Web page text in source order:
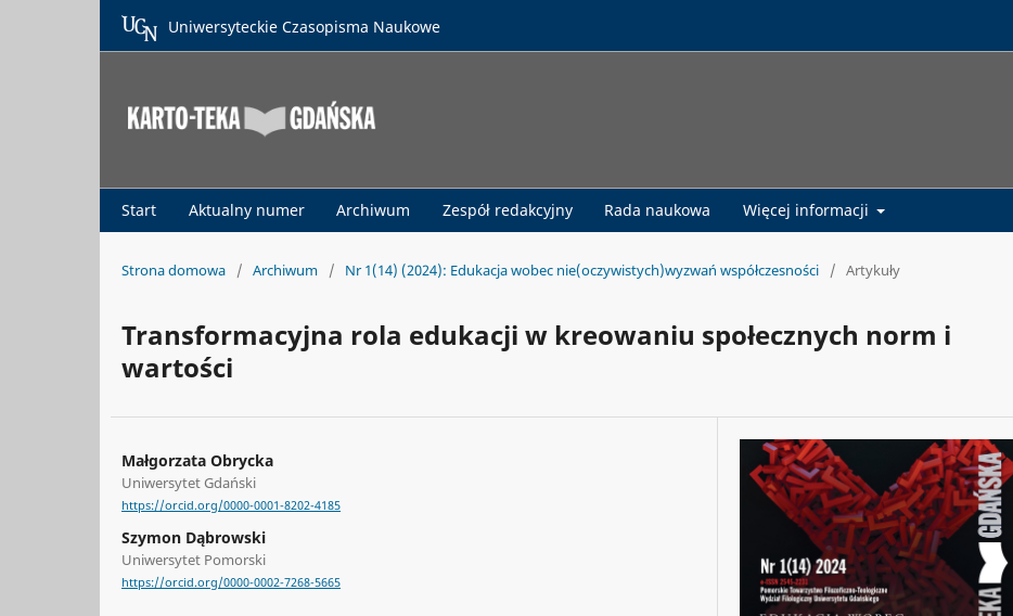
Start Aktualny numer Archiwum Zespół redakcyjny Rada naukowa Więcej informacji
Uniwersyteckie Czasopisma Naukowe
Strona domowa / Archiwum / Nr 1(14) (2024): Edukacja wobec nie(oczywistych)wyzwań współczesności / Artykuły
Transformacyjna rola edukacji w kreowaniu społecznych norm i
wartości
Małgorzata Obrycka
Uniwersytet Gdański
https://orcid.org/0000-0001-8202-4185
Szymon Dąbrowski
Uniwersytet Pomorski
https://orcid.org/0000-0002-7268-5665